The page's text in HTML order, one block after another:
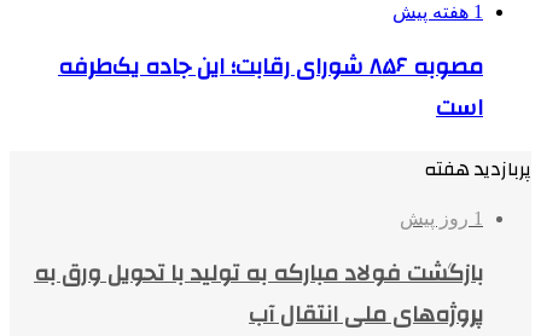
1 هفته پیش
مصوبه ۸۵۶ شورای رقابت؛ این جاده یک‌طرفه
است
پربازدید هفته
1 روز پیش
بازگشت فولاد مبارکه به تولید با تحویل ورق به
پروژه‌های ملی انتقال آب